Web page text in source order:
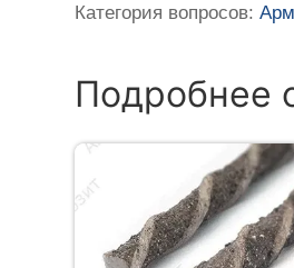
Категория вопросов:
Подробнее